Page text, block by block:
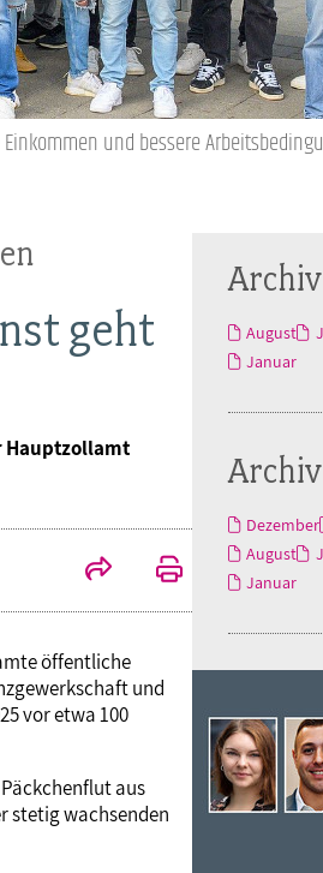
und bessere
geht
Hauptzollamt
öffentliche
und
vor etwa 100
aus
stetig wachsenden
August
Januar
Dezember
August
Januar